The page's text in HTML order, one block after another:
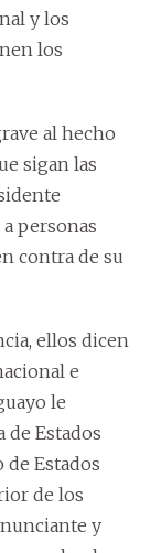
y los
los
al hecho
sigan las
a personas
contra de su
ellos dicen
e
le
de Estados
Estados
de los
y